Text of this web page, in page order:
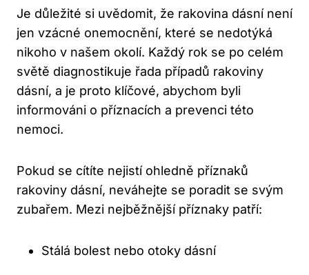
Je důležité si uvědomit, že rakovina dásní není
jen vzácné onemocnění, které se nedotýká
nikoho v našem okolí. Každý rok se po celém
světě diagnostikuje řada případů rakoviny
dásní, a je proto klíčové, abychom byli
informováni o příznacích a prevenci této
nemoci.
Pokud se cítíte nejistí ohledně příznaků
rakoviny dásní, neváhejte se poradit se svým
zubařem. Mezi nejběžnější příznaky patří:
Stálá bolest nebo otoky dásní